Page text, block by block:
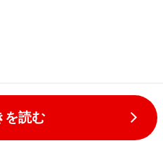
を読む